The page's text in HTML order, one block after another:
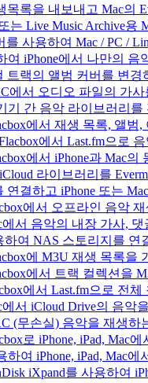
목록을 내보내고 Mac의
는 Live Music Archive용
사용하여 Mac / PC /
여 iPhone에서 나만의 음
트랙의 앨범 커버를 변
에서 오디오 파일의 가
기 간 음악 라이브러리
에서 재생 목록, 앨
에서 Last.fm으로
에서 iPhone과 Mac
라이브러리를
연결하고 iPhone 또는
에서 오프라인 음악
에서 음악의 내장 가사,
하여 NAS 스토리지를 연
에 M3U 재생 목록을
에서 트랙 컬렉션을
에서 Last.fm으로 전체
에서 iCloud Drive의 음악
(무손실) 음악을 재생하
로 iPhone, iPad, Mac
하여 iPhone, iPad, Mac
iXpand를 사용하여